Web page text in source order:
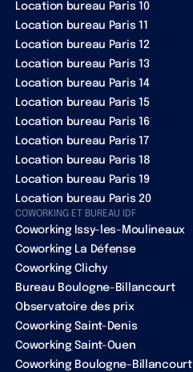
Location bureau Paris 10
Location bureau Paris 11
Location bureau Paris 12
Location bureau Paris 13
Location bureau Paris 14
Location bureau Paris 15
Location bureau Paris 16
Location bureau Paris 17
Location bureau Paris 18
Location bureau Paris 19
Location bureau Paris 20
COWORKING ET BUREAU IDF
Coworking Issy-les-Moulineaux
Coworking La Défense
Coworking Clichy
Bureau Boulogne-Billancourt
Observatoire des prix
Coworking Saint-Denis
Coworking Saint-Ouen
Coworking Boulogne-Billancourt